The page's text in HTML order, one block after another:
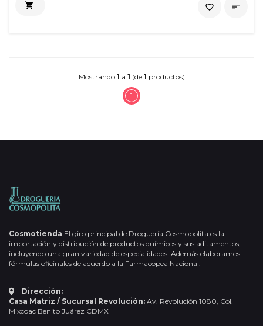
 
favorite_border
Mostrando 1 a 1 (de 1 productos)
1
Cosmotienda El giro principal de Droguería Cosmopolita es la
importación y distribución de productos químicos y sus aditamentos,
incluyendo una gran variedad de especialidades. Además elaboramos
fórmulas oficinales de acuerdo a la Farmacopea Nacional.
Dirección:
Casa Matriz / Sucursal Revolución: Av. Revolución 1080, Col.
Mixcoac Benito Juárez CDMX